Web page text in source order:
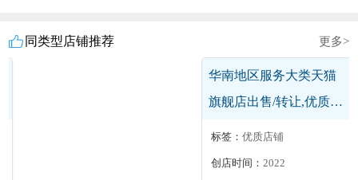
同类型店铺推荐 更多>
华中地区居家日用天猫
旗舰店出售/转让,多类目
无扣分,收藏高,动态飘红,好评率高
创店时间：2025